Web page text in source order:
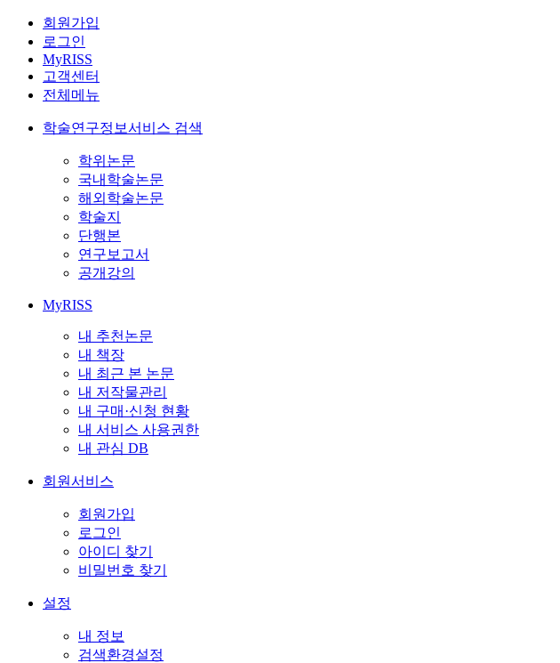
회원가입
로그인
MyRISS
고객센터
전체메뉴
학술연구정보서비스 검색
학위논문
국내학술논문
해외학술논문
학술지
단행본
연구보고서
공개강의
MyRISS
내 추천논문
내 책장
내 최근 본 논문
내 저작물관리
내 구매·신청 현황
내 서비스 사용권한
내 관심 DB
회원서비스
회원가입
로그인
아이디 찾기
비밀번호 찾기
설정
내 정보
검색환경설정